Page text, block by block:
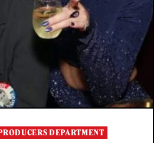
DEPARTMENT